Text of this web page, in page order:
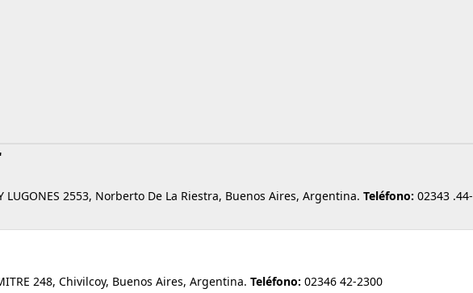
LUGONES 2553, Norberto De La Riestra, Buenos Aires, Argentina. Teléfono: 02343 .44-
248, Chivilcoy, Buenos Aires, Argentina. Teléfono: 02346 42-2300